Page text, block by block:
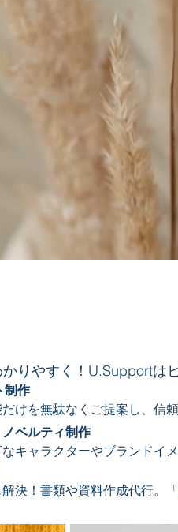
りやすく！U.Supportは
制作
けを無駄なくご提案し、信
ノベルティ制作
キャラクターやブランドイ
決！書類や資料作成代行。